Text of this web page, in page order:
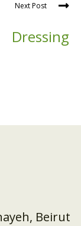
Next Post
Dressing
Beirut